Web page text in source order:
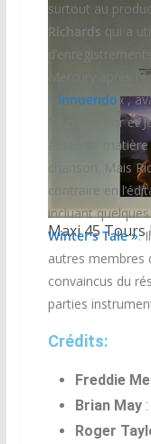
Maxi 45 Tours
surtout au
Richards qui a
Mercury après
Innuendo « ,
Roger Taylor et
assez de
chanson. Mais
contraire en
incluant
Winter’s Tale ».
autres membres
convaincus du
parties
Crédits:
Freddie
Brian May:
Roger